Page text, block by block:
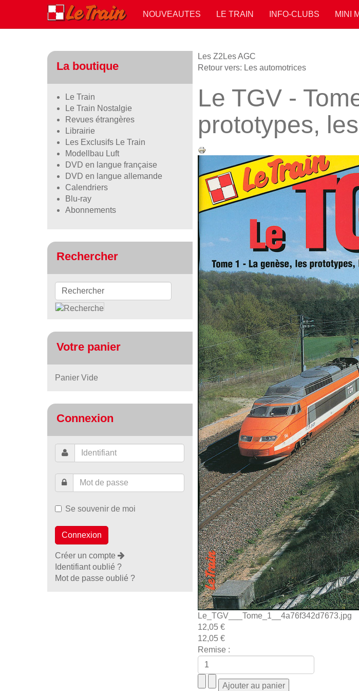
NOUVEAUTES LE TRAIN INFO-CLUBS MINI
Les Z2 Les AGC
Retour vers: Les automotrices
Le TGV -
prototypes,
Le_TGV___Tome_1__4a76f342d7673.jpg
12,05 €
12,05 €
Remise :
La boutique
Le Train
Le Train Nostalgie
Revues étrangères
Librairie
Les Exclusifs Le Train
Modellbau Luft
DVD en langue française
DVD en langue allemande
Calendriers
Blu-ray
Abonnements
Rechercher
Votre panier
Panier Vide
Connexion
Se souvenir de moi
Créer un compte
Identifiant oublié ?
Mot de passe oublié ?